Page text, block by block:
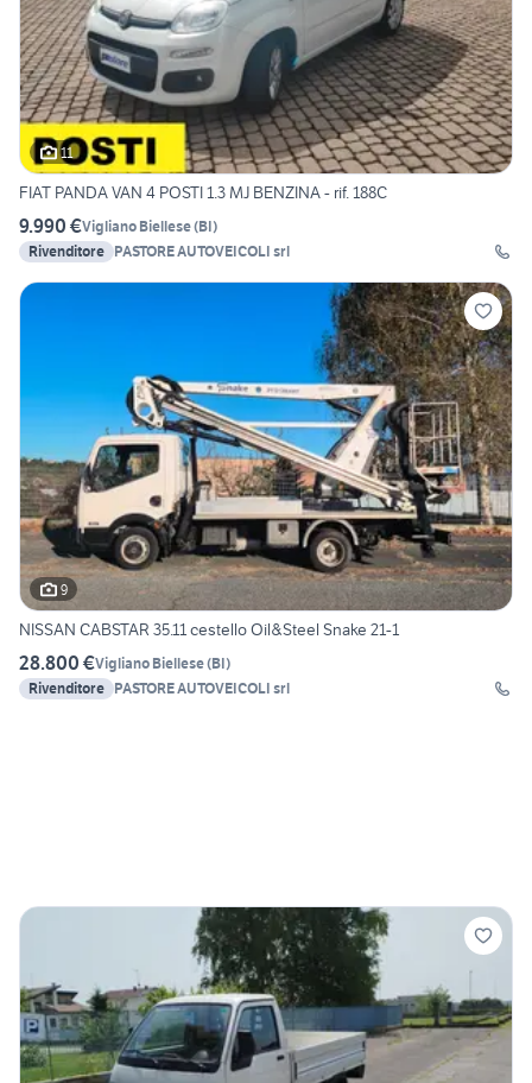
11
FIAT PANDA VAN 4 POSTI 1.3 MJ BENZINA - rif. 188C
9.990 €Vigliano Biellese(BI)
Rivenditore PASTORE AUTOVEICOLI srl
9
NISSAN CABSTAR 35.11 cestello Oil&Steel Snake 21-1
28.800 €Vigliano Biellese(BI)
Rivenditore PASTORE AUTOVEICOLI srl